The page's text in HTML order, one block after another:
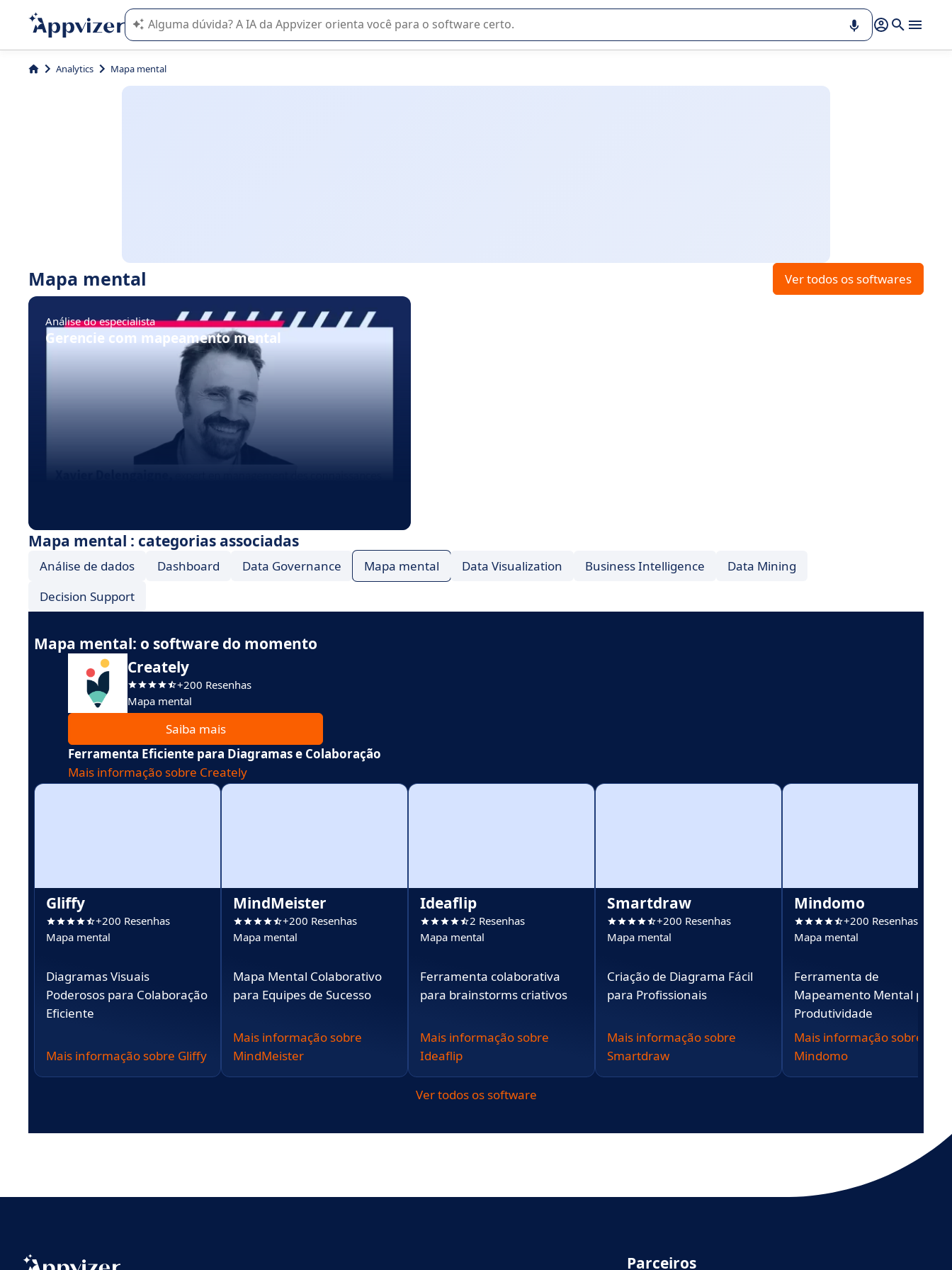
A IA do Appvizer o orienta no uso ou na seleção de software SaaS para sua empresa.
Analytics Mapa mental
Mapa mental Ver todos os softwares
Análise do especialista
Gerencie com mapeamento mental
Mapa mental : categorias associadas
Análise de dados Dashboard Data Governance Mapa mental Data Visualization Business Intelligence
Data Mining
Decision Support
Mapa mental: o software do momento
Creately
+200 Resenhas
Mapa mental
Saiba mais
Ferramenta Eficiente para Diagramas e Colaboração
Mais informação sobre Creately
Gliffy
+200 Resenhas
Mapa mental
Diagramas Visuais
Poderosos para Colaboração
Eficiente
Mais informação sobre Gliffy
MindMeister
+200 Resenhas
Mapa mental
Mapa Mental Colaborativo
para Equipes de Sucesso
Mais informação sobre
MindMeister
Ideaflip
2 Resenhas
Mapa mental
Ferramenta colaborativa
para brainstorms criativos
Mais informação sobre
Ideaflip
Smartdraw
+200 Resenhas
Mapa mental
Criação de Diagrama Fácil
para Profissionais
Mais informação sobre
Smartdraw
Mindomo
+200 Resenhas
Mapa mental
Ferramenta de
Mapeamento Mental para
Produtividade
Mais informação sobre
Mindomo
Ver todos os software
Parceiros